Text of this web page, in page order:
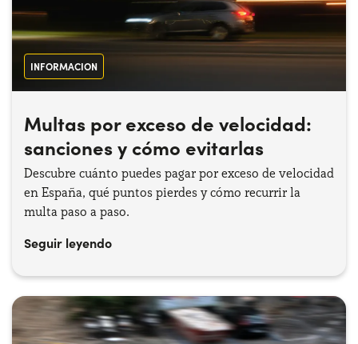
INFORMACION
Multas por exceso de velocidad:
sanciones y cómo evitarlas
Descubre cuánto puedes pagar por exceso de velocidad
en España, qué puntos pierdes y cómo recurrir la
multa paso a paso.
Seguir leyendo